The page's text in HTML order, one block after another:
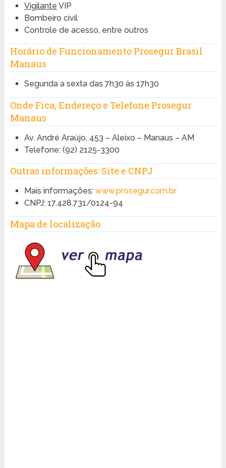
Vigilante VIP
Bombeiro civil
Controle de acesso, entre outros
Horário de Funcionamento Prosegur Brasil
Manaus
Segunda a sexta das 7h30 às 17h30
Onde Fica, Endereço e Telefone Prosegur
Manaus
Av. André Araújo, 453 – Aleixo – Manaus – AM
Telefone: (92) 2125-3300
Outras informações: Site e CNPJ
Mais informações: www.prosegur.com.br
CNPJ: 17.428.731/0124-94
Mapa de localização